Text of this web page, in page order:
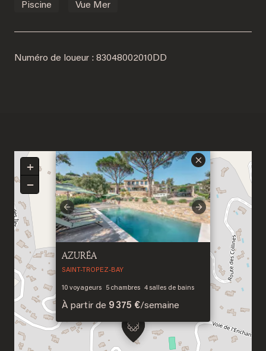
Piscine Vue Mer
Numéro de loueur : 83048002010DD
Previous Next
AZURÉA
SAINT-TROPEZ-BAY
10 voyageurs 5 chambres 4salles de bains
À partir de 9 375 €/semaine
×
+
−
Bienvenue à Saint-
Barthélemy